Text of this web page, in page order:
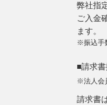
弊社指
ご入金
ます。
※振込手
■請求書
※法人会
請求書